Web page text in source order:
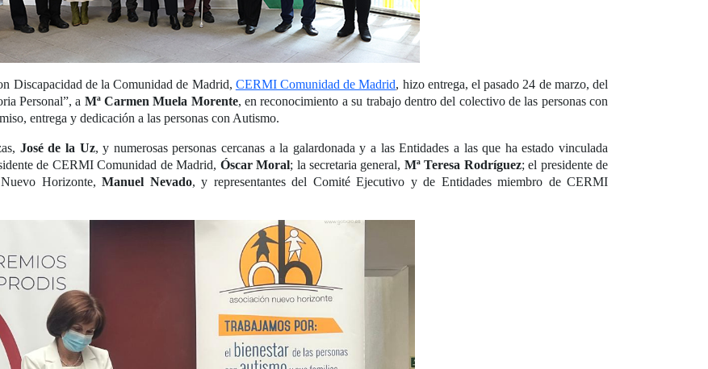
Discapacidad de la Comunidad de Madrid, CERMI Comunidad de Madrid, hizo entrega, el pasado 24 de marzo, del
Personal”, a Mª Carmen Muela Morente, en reconocimiento a su trabajo dentro del colectivo de las personas con
entrega y dedicación a las personas con Autismo.
José de la Uz, y numerosas personas cercanas a la galardonada y a las Entidades a las que ha estado vinculada
de CERMI Comunidad de Madrid, Óscar Moral; la secretaria general, Mª Teresa Rodríguez; el presidente de
Horizonte, Manuel Nevado, y representantes del Comité Ejecutivo y de Entidades miembro de CERMI